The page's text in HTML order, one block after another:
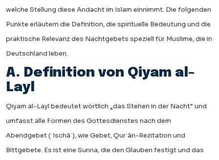
welche Stellung diese Andacht im Islam einnimmt. Die folgenden
Punkte erläutern die Definition, die spirituelle Bedeutung und die
praktische Relevanz des Nachtgebets speziell für Muslime, die in
Deutschland leben.
A. Definition von Qiyam al-
Layl
Qiyam al-Layl bedeutet wörtlich „das Stehen in der Nacht“ und
umfasst alle Formen des Gottesdienstes nach dem
Abendgebet (ʿIschāʾ), wie Gebet, Qurʾān-Rezitation und
Bittgebete. Es ist eine Sunna, die den Glauben festigt und das